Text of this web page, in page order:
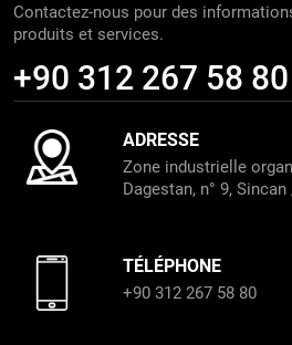
Contactez-nous pour des
produits et services.
+90 312 267 58 80
ADRESSE
Zone industrielle
Dagestan, n° 9,
TÉLÉPHONE
+90 312 267 58 80